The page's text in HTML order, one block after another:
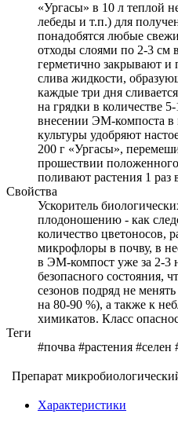
«Ургасы» в 10 л теплой
лебеды и т.п.) для
понадобятся любые
отходы слоями по 2-3 см
герметично закрывают и
слива жидкости,
каждые три дня
на грядки в количестве
внесении ЭМ-компоста в
культуры удобряют
200 г «Ургасы»,
прошествии
поливают растения 1 раз
Свойства
Ускоритель
плодоношению - как
количество цветоносов,
микрофлоры в почву, в
в ЭМ-компост уже за 2-3
безопасного состояния,
сезонов подряд не
на 80-90 %), а также к
химикатов. Класс
Теги
#почва #растения #селен
Препарат
Характеристики